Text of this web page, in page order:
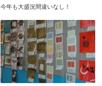
今年も大盛況間違いなし！